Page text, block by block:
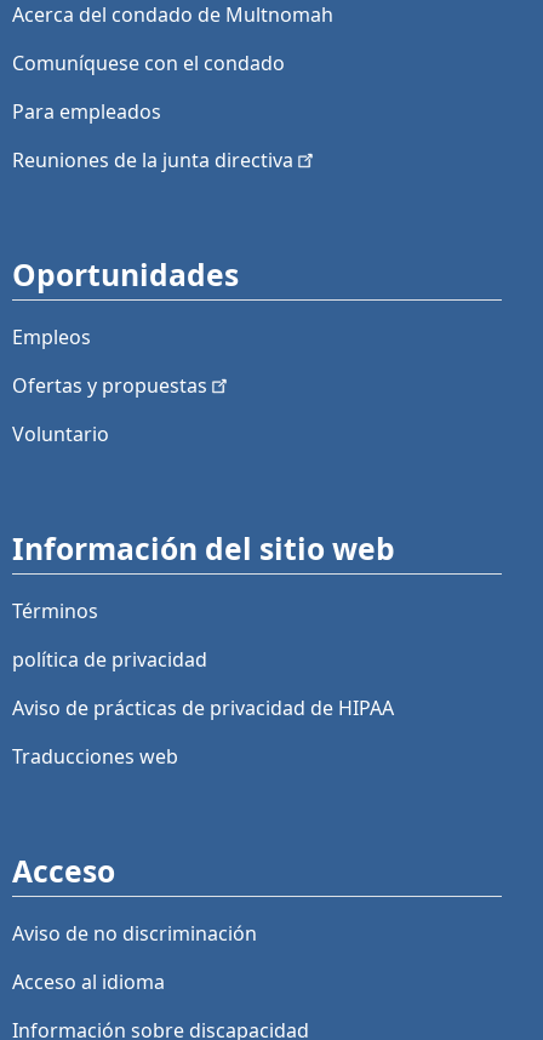
Acerca del condado de Multnomah
Comuníquese con el condado
Para empleados
Reuniones de la junta directiva
Oportunidades
Empleos
Ofertas y propuestas
Voluntario
Información del sitio web
Términos
política de privacidad
Aviso de prácticas de privacidad de HIPAA
Traducciones web
Acceso
Aviso de no discriminación
Acceso al idioma
Información sobre discapacidad